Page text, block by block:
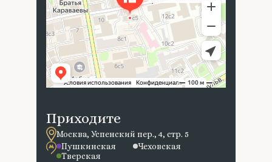
Приходите
Москва, Успенский пер., 4, стр. 5
Пушкинская
Чеховская
Тверская